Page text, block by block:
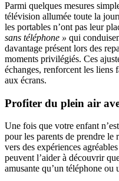
Parmi quelques mesures
télévision allumée toute la
les portables n’ont pas leur
sans téléphone » qui
davantage présent lors des
moments privilégiés. Ces
échanges, renforcent les liens
aux écrans.
Profiter du plein air
Une fois que votre enfant
pour les parents de prendre le
vers des expériences
peuvent l’aider à découvrir
amusante qu’un téléphone ou